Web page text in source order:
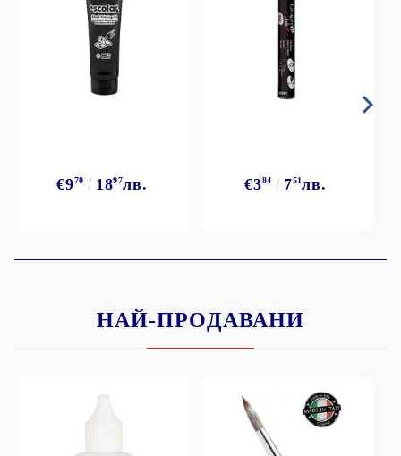
€970 1897лв. €384 751лв.
НАЙ-ПРОДАВАНИ